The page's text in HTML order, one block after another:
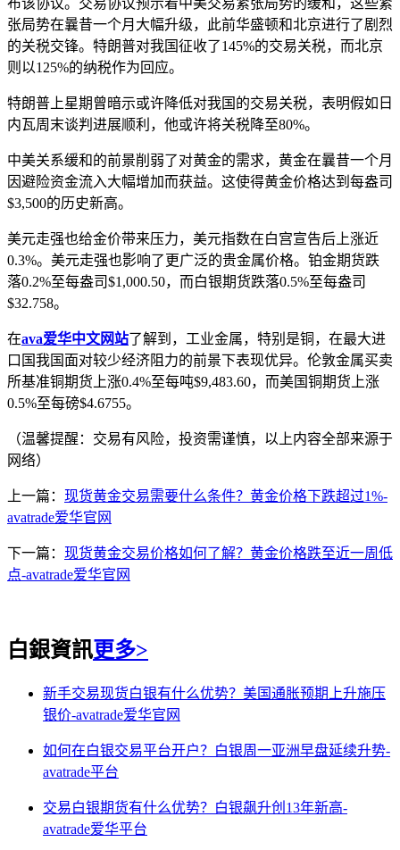
张局势在曩昔一个月大幅升级，此前华盛顿和北京进行了剧烈
的关税交锋。特朗普对我国征收了145%的交易关税，而北京
则以125%的纳税作为回应。
特朗普上星期曾暗示或许降低对我国的交易关税，表明假如日
内瓦周末谈判进展顺利，他或许将关税降至80%。
中美关系缓和的前景削弱了对黄金的需求，黄金在曩昔一个月
因避险资金流入大幅增加而获益。这使得黄金价格达到每盎司
$3,500的历史新高。
美元走强也给金价带来压力，美元指数在白宫宣告后上涨近
0.3%。美元走强也影响了更广泛的贵金属价格。铂金期货跌
落0.2%至每盎司$1,000.50，而白银期货跌落0.5%至每盎司
$32.758。
在ava爱华中文网站了解到，工业金属，特别是铜，在最大进
口国我国面对较少经济阻力的前景下表现优异。伦敦金属买卖
所基准铜期货上涨0.4%至每吨$9,483.60，而美国铜期货上涨
0.5%至每磅$4.6755。
（温馨提醒：交易有风险，投资需谨慎，以上内容全部来源于
网络）
上一篇： 现货黄金交易需要什么条件？黄金价格下跌超过1%-
avatrade爱华官网
下一篇： 现货黄金交易价格如何了解？黄金价格跌至近一周低
点-avatrade爱华官网
白銀資訊更多>
新手交易现货白银有什么优势？美国通胀预期上升施压
银价-avatrade爱华官网
如何在白银交易平台开户？白银周一亚洲早盘延续升势-
avatrade平台
交易白银期货有什么优势？白银飙升创13年新高-
avatrade爱华平台